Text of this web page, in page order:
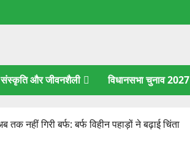
संस्कृति और जीवनशैली विधानसभा चुनाव 2027
नहीं गिरी बर्फ: बर्फ विहीन पहाड़ों ने बढ़ाई चिंता